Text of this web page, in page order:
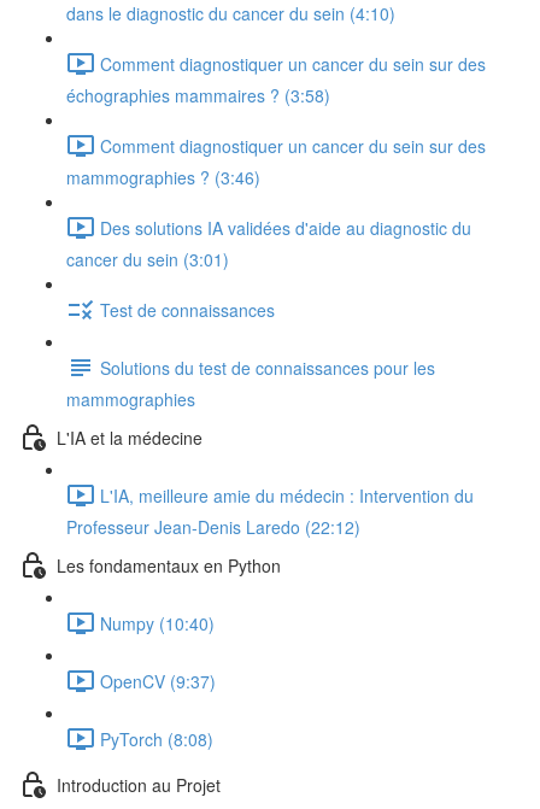
dans le diagnostic du cancer du sein (4:10)
Comment diagnostiquer un cancer du sein sur des
échographies mammaires ? (3:58)
Comment diagnostiquer un cancer du sein sur des
mammographies ? (3:46)
Des solutions IA validées d'aide au diagnostic du
cancer du sein (3:01)
Test de connaissances
Solutions du test de connaissances pour les
mammographies
L'IA et la médecine
L'IA, meilleure amie du médecin : Intervention du
Professeur Jean-Denis Laredo (22:12)
Les fondamentaux en Python
Numpy (10:40)
OpenCV (9:37)
PyTorch (8:08)
Introduction au Projet